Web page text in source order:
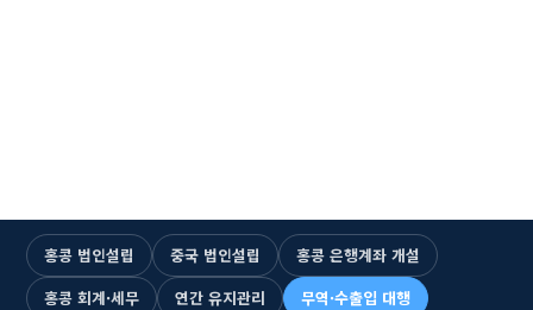
홍콩 법인설립 중국 법인설립
홍콩 은행계좌 개설
홍콩 회계·세무
연간 유지관리 무역·수출입 대행